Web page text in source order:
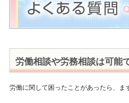
労働相談や労務相談は可能
労働に関して困ったことがあったら、ま